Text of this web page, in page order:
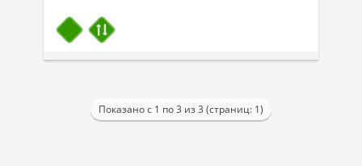
Показано с 1 по 3 из 3 (страниц: 1)